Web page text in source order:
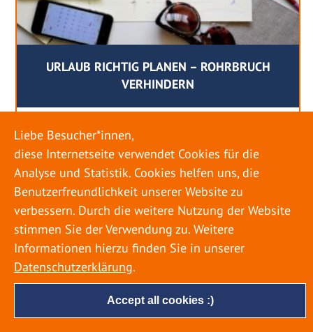
URLAUB RICHTIG PLANEN – ROHRBRUCH
VERHINDERN
18. MAI 2022
Egal ob Sommer oder Winter: Alle Menschen
genießen ihren Urlaub. Dabei zieht es die Einen
weiter weg, die Anderen bleiben dann doch
lieber in der Heimat. Wenn Sie für eine längere
Zeit wegfahren möchten, gibt es einige Dinge zu
beachten, damit nicht anschließend eine böse
Überraschung auf Sie wartet. Um einen
möglichst entspannten Urlaub zu […]
Accept all cookies :)
Liebe Besucher*innen,
diese Internetseite verwendet Cookies für die
Analyse und Statistik. Cookies helfen uns, die
Benutzerfreundlichkeit unserer Website zu
verbessern. Durch die weitere Nutzung der Website
stimmen Sie der Verwendung zu. Weitere
Informationen hierzu finden Sie in unserer
Datenschutzerklärung.